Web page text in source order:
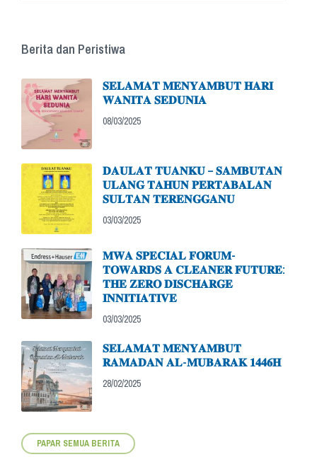
Berita dan Peristiwa
𝐒𝐄𝐋𝐀𝐌𝐀𝐓 𝐌𝐄𝐍𝐘𝐀𝐌𝐁𝐔𝐓 𝐇𝐀𝐑𝐈
𝐖𝐀𝐍𝐈𝐓𝐀 𝐒𝐄𝐃𝐔𝐍𝐈𝐀
08/03/2025
𝐃𝐀𝐔𝐋𝐀𝐓 𝐓𝐔𝐀𝐍𝐊𝐔 – 𝐒𝐀𝐌𝐁𝐔𝐓𝐀𝐍
𝐔𝐋𝐀𝐍𝐆 𝐓𝐀𝐇𝐔𝐍 𝐏𝐄𝐑𝐓𝐀𝐁𝐀𝐋𝐀𝐍
𝐒𝐔𝐋𝐓𝐀𝐍 𝐓𝐄𝐑𝐄𝐍𝐆𝐆𝐀𝐍𝐔
03/03/2025
𝐌𝐖𝐀 𝐒𝐏𝐄𝐂𝐈𝐀𝐋 𝐅𝐎𝐑𝐔𝐌-
𝐓𝐎𝐖𝐀𝐑𝐃𝐒 𝐀 𝐂𝐋𝐄𝐀𝐍𝐄𝐑 𝐅𝐔𝐓𝐔𝐑𝐄:
𝐓𝐇𝐄 𝐙𝐄𝐑𝐎 𝐃𝐈𝐒𝐂𝐇𝐀𝐑𝐆𝐄
𝐈𝐍𝐍𝐈𝐓𝐈𝐀𝐓𝐈𝐕𝐄
03/03/2025
𝐒𝐄𝐋𝐀𝐌𝐀𝐓 𝐌𝐄𝐍𝐘𝐀𝐌𝐁𝐔𝐓
𝐑𝐀𝐌𝐀𝐃𝐀𝐍 𝐀𝐋-𝐌𝐔𝐁𝐀𝐑𝐀𝐊 𝟏𝟒𝟒𝟔𝐇
28/02/2025
PAPAR SEMUA BERITA